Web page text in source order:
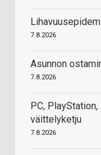
7.8.2026
Asunnon
7.8.2026
PC,
väittelyketju
7.8.2026